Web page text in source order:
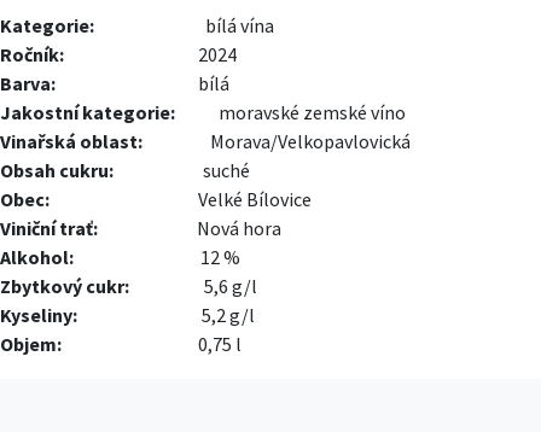
Kategorie:
bílá vína
Ročník:
2024
Barva:
bílá
Jakostní kategorie:
moravské zemské víno
Vinařská oblast:
Morava/Velkopavlovická
Obsah cukru:
suché
Obec:
Velké Bílovice
Viniční trať:
Nová hora
Alkohol:
12 %
Zbytkový cukr:
5,6 g/l
Kyseliny:
5,2 g/l​
Objem:
0,75 l